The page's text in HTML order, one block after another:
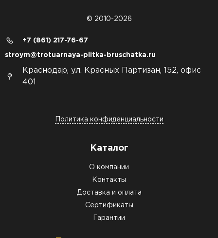
© 2010-2026
+7 (861) 217-76-67
stroym@trotuarnaya-plitka-bruschatka.ru
Краснодар, ул. Красных Партизан, 152, офис
401
Политика конфиденциальности
Каталог
О компании
Контакты
Доставка и оплата
Сертификаты
Гарантии